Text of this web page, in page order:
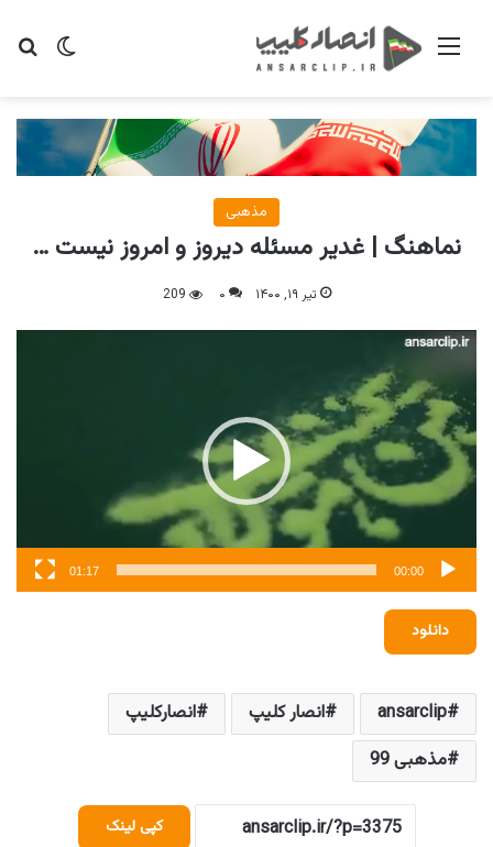
تغییر منو
مذهبی
نماهنگ | غدیر مسئله دیروز و امروز نیست …
تیر ۱۹, ۱۴۰۰ ۰ 209
نمایشگر
ویدیو
00:00
01:17
دانلود
ansarclip انصار کلیپ
انصارکلیپ
مذهبی 99
کپی لینک